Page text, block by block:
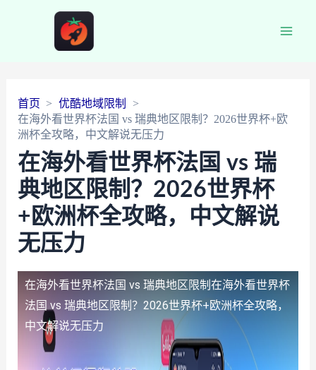
首页
优酷地域限制
在海外看世界杯法国 vs 瑞典地区限制？2026世界杯+欧
洲杯全攻略，中文解说无压力
在海外看世界杯法国 vs 瑞
典地区限制？2026世界杯
+欧洲杯全攻略，中文解说
无压力
在海外看世界杯法国 vs 瑞典地区限制 在海外看世界杯
法国 vs 瑞典地区限制？2026世界杯+欧洲杯全攻略，
中文解说无压力